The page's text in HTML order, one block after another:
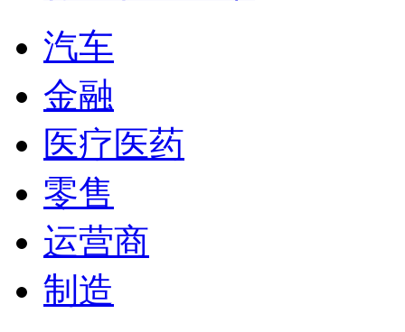
汽车
金融
医疗医药
零售
运营商
制造